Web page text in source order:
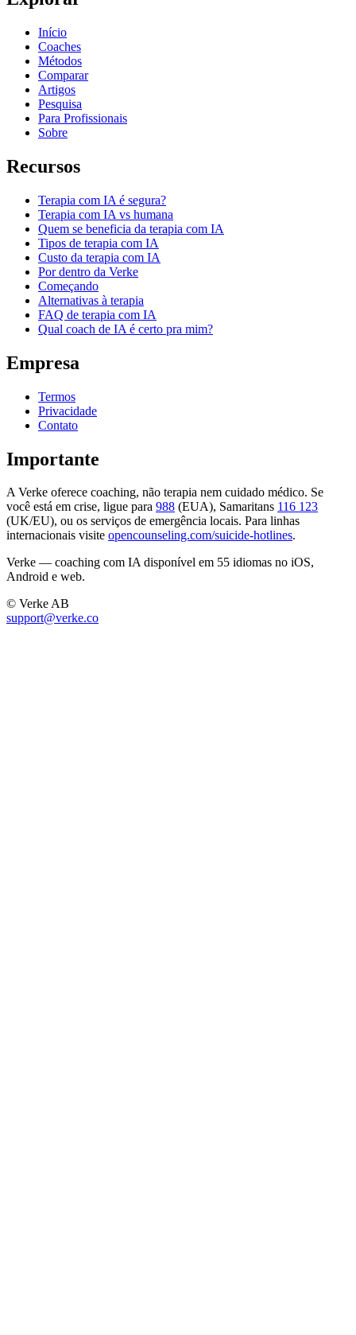
Início
Coaches
Métodos
Comparar
Artigos
Pesquisa
Para Profissionais
Sobre
Recursos
Terapia com IA é segura?
Terapia com IA vs humana
Quem se beneficia da terapia com IA
Tipos de terapia com IA
Custo da terapia com IA
Por dentro da Verke
Começando
Alternativas à terapia
FAQ de terapia com IA
Qual coach de IA é certo pra mim?
Empresa
Termos
Privacidade
Contato
Importante
A Verke oferece coaching, não terapia nem cuidado médico. Se
você está em crise, ligue para 988 (EUA), Samaritans 116 123
(UK/EU), ou os serviços de emergência locais. Para linhas
internacionais visite opencounseling.com/suicide-hotlines.
Verke — coaching com IA disponível em 55 idiomas no iOS,
Android e web.
© Verke AB
support@verke.co